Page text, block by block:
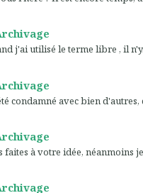
j'ai utilisé le terme libre , il
condamné avec bien d'autres,
à votre idée, néanmoins